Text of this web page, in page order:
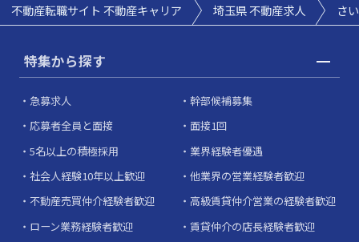
不動産転職サイト 不動産キャリア 埼玉県 不動産求人 さ
特集から探す
急募求人
幹部候補募集
応募者全員と面接
面接1回
5名以上の積極採用
業界経験者優遇
社会人経験10年以上歓迎
他業界の営業経験者歓迎
不動産売買仲介経験者歓迎
高級賃貸仲介営業の経験者歓迎
ローン業務経験者歓迎
賃貸仲介の店長経験者歓迎